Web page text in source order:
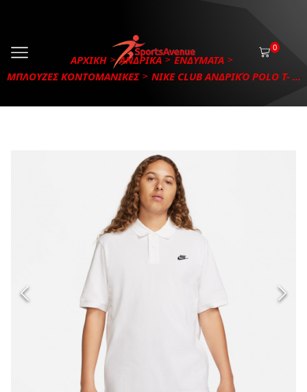
0
ΑΡΧΙΚΗ ΑΝΔΡΙΚΑ
ΕΝΔΥΜΑΤΑ
ΜΠΛΟΥΖΕΣ ΚΟΝΤΟΜΑΝΙΚΕΣ
NIKE CLUB ΑΝΔΡΙΚΌ POLO T- ...